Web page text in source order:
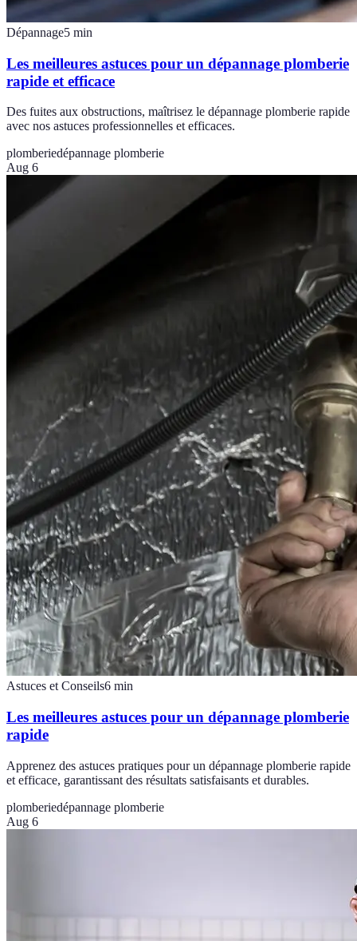
Dépannage5 min
Les meilleures astuces pour un dépannage plomberie
rapide et efficace
Des fuites aux obstructions, maîtrisez le dépannage plomberie rapide
avec nos astuces professionnelles et efficaces.
plomberiedépannage plomberie
Aug 6
Astuces et Conseils6 min
Les meilleures astuces pour un dépannage plomberie
rapide
Apprenez des astuces pratiques pour un dépannage plomberie rapide
et efficace, garantissant des résultats satisfaisants et durables.
plomberiedépannage plomberie
Aug 6